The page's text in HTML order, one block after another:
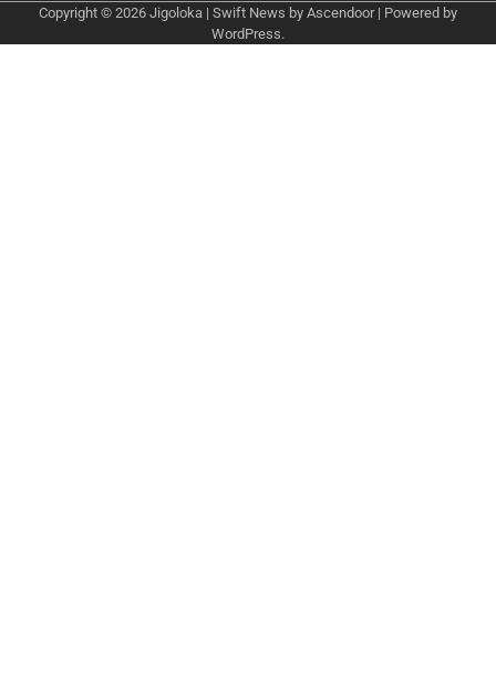
Copyright © 2026 Jigoloka | Swift News by Ascendoor| Powered by
WordPress.